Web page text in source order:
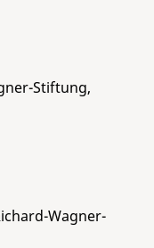
Stiftung,
Wagner-